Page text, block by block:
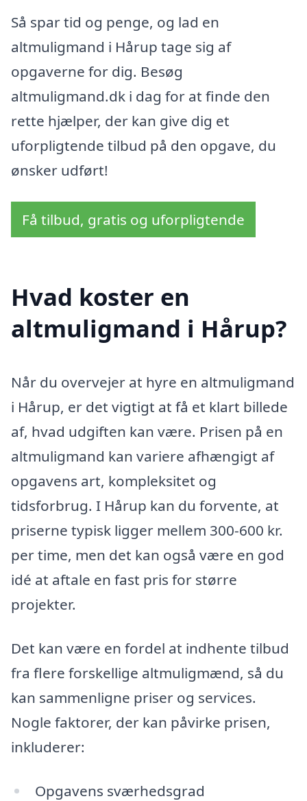
Så spar tid og penge, og lad en
altmuligmand i Hårup tage sig af
opgaverne for dig. Besøg
altmuligmand.dk i dag for at finde den
rette hjælper, der kan give dig et
uforpligtende tilbud på den opgave, du
ønsker udført!
Få tilbud, gratis og uforpligtende
Hvad koster en
altmuligmand i Hårup?
Når du overvejer at hyre en altmuligmand
i Hårup, er det vigtigt at få et klart billede
af, hvad udgiften kan være. Prisen på en
altmuligmand kan variere afhængigt af
opgavens art, kompleksitet og
tidsforbrug. I Hårup kan du forvente, at
priserne typisk ligger mellem 300-600 kr.
per time, men det kan også være en god
idé at aftale en fast pris for større
projekter.
Det kan være en fordel at indhente tilbud
fra flere forskellige altmuligmænd, så du
kan sammenligne priser og services.
Nogle faktorer, der kan påvirke prisen,
inkluderer:
Opgavens sværhedsgrad